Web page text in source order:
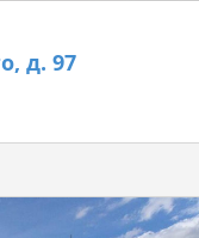
д. 97